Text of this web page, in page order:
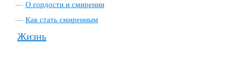
О гордости и смирении
Как стать смиренным
Жизнь